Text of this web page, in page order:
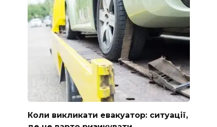
Коли викликати евакуатор: ситуації,